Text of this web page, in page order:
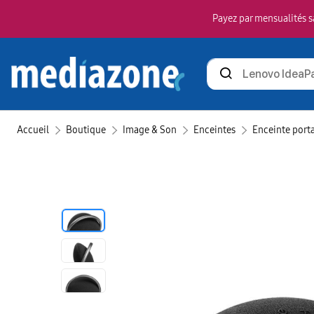
Payez par
Rechercher
des
Accueil Boutique Image & Son Enceintes Enceinte